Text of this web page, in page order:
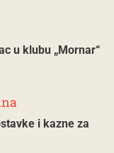
u klubu „Mornar“
i kazne za